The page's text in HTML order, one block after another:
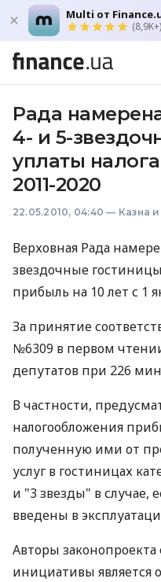
Multi от
(8,9K+)
Рада
4- и 5-
уплаты
2011-2020
22.05.2010, 04:40 — Казна
Верховная Рада
звездочные
прибыль на 10 лет с 1
За принятие
№6309 в первом
депутатов при 226
В частности,
налогообложения
полученную ими от
услуг в гостиницах
и "3 звезды" в случае,
введены в
Авторы
инициативы является